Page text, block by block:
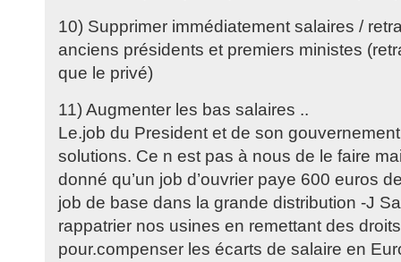
10) Supprimer immédiatement salaires /
anciens présidents et premiers ministes
que le privé)
11) Augmenter les bas salaires ..
Le.job du President et de son
solutions. Ce n est pas à nous de le faire
donné qu’un job d’ouvrier paye 600 euros
job de base dans la grande distribution -J
rappatrier nos usines en remettant des
pour.compenser les écarts de salaire en